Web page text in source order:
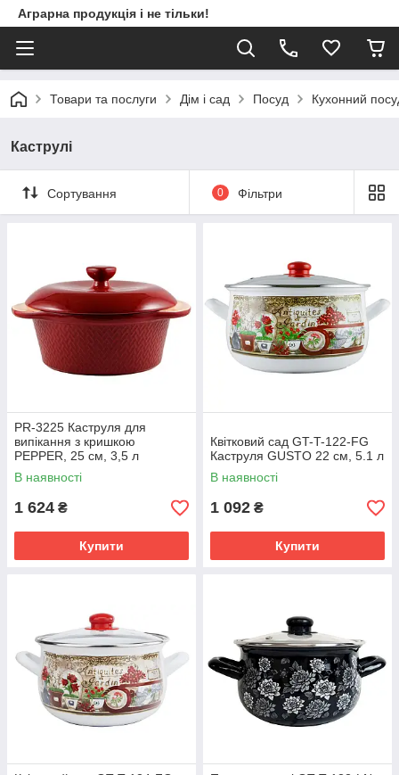
Аграрна продукція і не тільки!
Товари та послуги Дім і сад Посуд Кухонний
Каструлі
Сортування 0 Фільтри
PR-3225 Каструля для
випікання з кришкою
PEPPER, 25 см, 3,5 л
В наявності
1 624 ₴
Купити
Квітковий сад GT-T-122-FG
Каструля GUSTO 22 см, 5.1 л
В наявності
1 092 ₴
Купити